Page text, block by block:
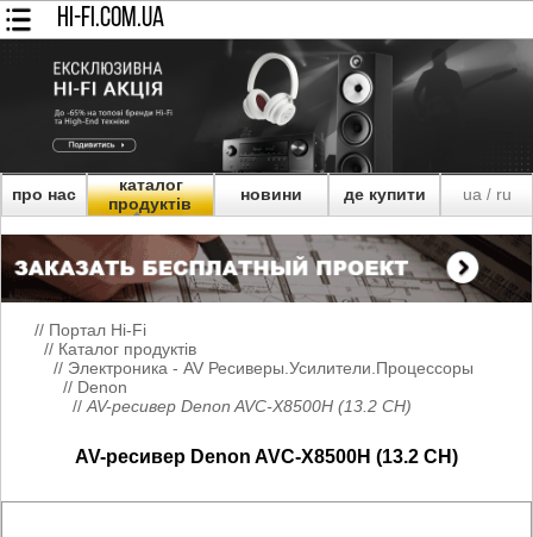
HI-FI.COM.UA
про нас
каталог
продуктів
новини де купити ua/ ru
// Портал Hi-Fi
// Каталог продуктів
// Электроника - AV Ресиверы.Усилители.Процессоры
// Denon
// AV-ресивер Denon AVC-X8500H (13.2 СH)
AV-ресивер Denon AVC-X8500H (13.2 СH)